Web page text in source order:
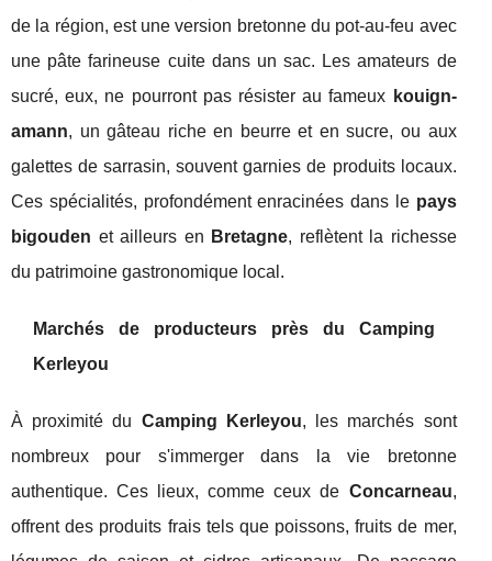
de la région, est une version bretonne du pot-au-feu avec
une pâte farineuse cuite dans un sac. Les amateurs de
sucré, eux, ne pourront pas résister au fameux kouign-
amann, un gâteau riche en beurre et en sucre, ou aux
galettes de sarrasin, souvent garnies de produits locaux.
Ces spécialités, profondément enracinées dans le pays
bigouden et ailleurs en Bretagne, reflètent la richesse
du patrimoine gastronomique local.
Marchés de producteurs près du Camping
Kerleyou
À proximité du Camping Kerleyou, les marchés sont
nombreux pour s'immerger dans la vie bretonne
authentique. Ces lieux, comme ceux de Concarneau,
offrent des produits frais tels que poissons, fruits de mer,